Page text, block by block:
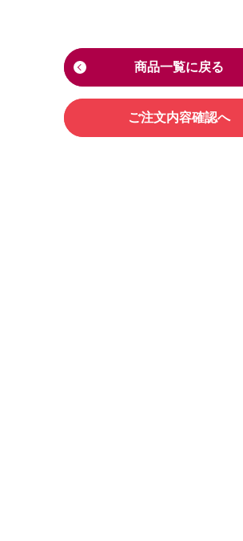
商品一覧に戻る
ご注文内容確認へ